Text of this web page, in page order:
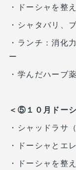
・ドーシャを整
・シャタバリ、
・ランチ：消化
ー
・学んだハーブ
＜⑤１０月ドー
・シャッドラサ
・ドーシャとエ
・ドーシャを整